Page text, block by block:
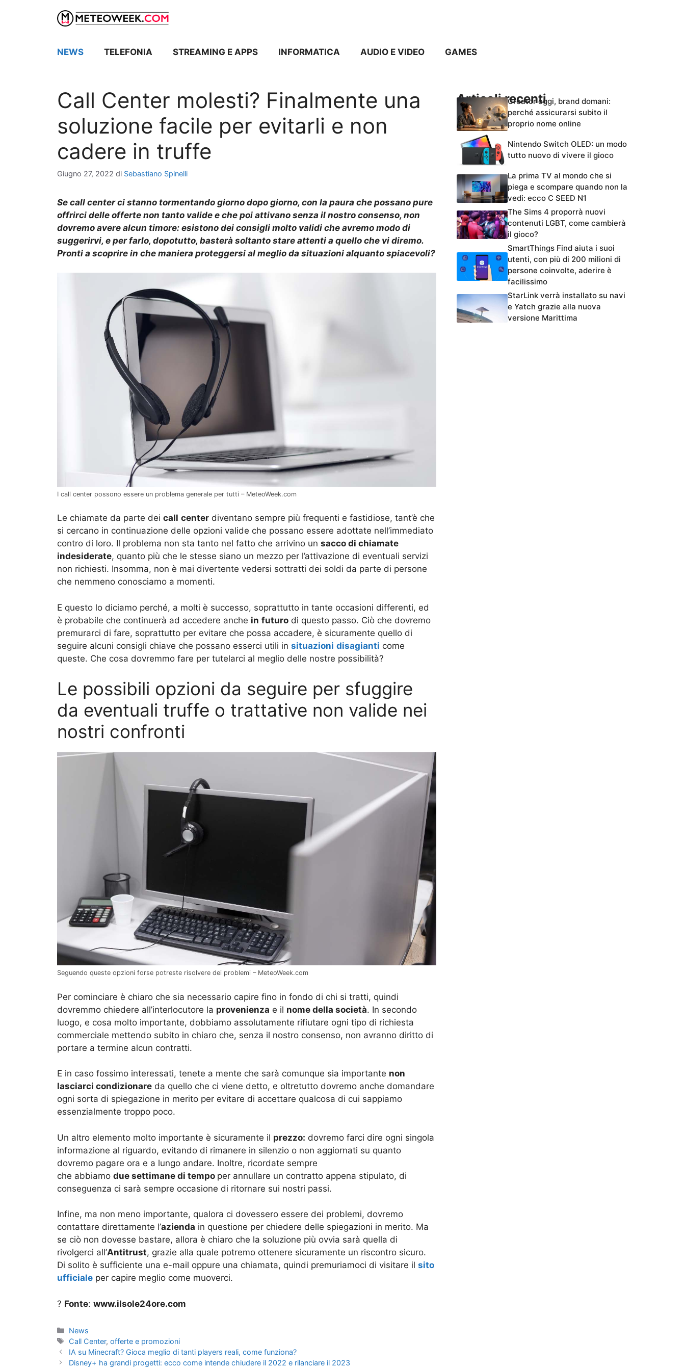
NEWS TELEFONIA STREAMING E APPS INFORMATICA AUDIO E VIDEO GAMES
Call Center molesti? Finalmente una
soluzione facile per evitarli e non
cadere in truffe
Giugno 27, 2022 di Sebastiano Spinelli
Se call center ci stanno tormentando giorno dopo giorno, con la paura che possano pure
offrirci delle offerte non tanto valide e che poi attivano senza il nostro consenso, non
dovremo avere alcun timore: esistono dei consigli molto validi che avremo modo di
suggerirvi, e per farlo, dopotutto, basterà soltanto stare attenti a quello che vi diremo.
Pronti a scoprire in che maniera proteggersi al meglio da situazioni alquanto spiacevoli?
I call center possono essere un problema generale per tutti – MeteoWeek.com
Le chiamate da parte dei call center diventano sempre più frequenti e fastidiose, tant’è che
si cercano in continuazione delle opzioni valide che possano essere adottate nell’immediato
contro di loro. Il problema non sta tanto nel fatto che arrivino un sacco di chiamate
indesiderate, quanto più che le stesse siano un mezzo per l’attivazione di eventuali servizi
non richiesti. Insomma, non è mai divertente vedersi sottratti dei soldi da parte di persone
che nemmeno conosciamo a momenti.
E questo lo diciamo perché, a molti è successo, soprattutto in tante occasioni differenti, ed
è probabile che continuerà ad accedere anche in futuro di questo passo. Ciò che dovremo
premurarci di fare, soprattutto per evitare che possa accadere, è sicuramente quello di
seguire alcuni consigli chiave che possano esserci utili in situazioni disagianti come
queste. Che cosa dovremmo fare per tutelarci al meglio delle nostre possibilità?
Le possibili opzioni da seguire per sfuggire
da eventuali truffe o trattative non valide nei
nostri confronti
Seguendo queste opzioni forse potreste risolvere dei problemi – MeteoWeek.com
Per cominciare è chiaro che sia necessario capire fino in fondo di chi si tratti, quindi
dovremmo chiedere all’interlocutore la provenienza e il nome della società. In secondo
luogo, e cosa molto importante, dobbiamo assolutamente rifiutare ogni tipo di richiesta
commerciale mettendo subito in chiaro che, senza il nostro consenso, non avranno diritto di
portare a termine alcun contratti.
E in caso fossimo interessati, tenete a mente che sarà comunque sia importante non
lasciarci condizionare da quello che ci viene detto, e oltretutto dovremo anche domandare
ogni sorta di spiegazione in merito per evitare di accettare qualcosa di cui sappiamo
essenzialmente troppo poco.
Un altro elemento molto importante è sicuramente il prezzo: dovremo farci dire ogni singola
informazione al riguardo, evitando di rimanere in silenzio o non aggiornati su quanto
dovremo pagare ora e a lungo andare. Inoltre, ricordate sempre
che abbiamo due settimane di tempo per annullare un contratto appena stipulato, di
conseguenza ci sarà sempre occasione di ritornare sui nostri passi.
Infine, ma non meno importante, qualora ci dovessero essere dei problemi, dovremo
contattare direttamente l’azienda in questione per chiedere delle spiegazioni in merito. Ma
se ciò non dovesse bastare, allora è chiaro che la soluzione più ovvia sarà quella di
rivolgerci all’Antitrust, grazie alla quale potremo ottenere sicuramente un riscontro sicuro.
Di solito è sufficiente una e-mail oppure una chiamata, quindi premuriamoci di visitare il sito
ufficiale per capire meglio come muoverci.
? Fonte: www.ilsole24ore.com
Categorie
News
Tag
Call Center,offerte e promozioni
IA su Minecraft? Gioca meglio di tanti players reali, come funziona?
Disney+ ha grandi progetti: ecco come intende chiudere il 2022 e rilanciare il 2023
Articoli recentiCreator oggi, brand domani:
perché assicurarsi subito il
proprio nome online
Nintendo Switch OLED: un modo
tutto nuovo di vivere il gioco
La prima TV al mondo che si
piega e scompare quando non la
vedi: ecco C SEED N1
The Sims 4 proporrà nuovi
contenuti LGBT, come cambierà
il gioco?
SmartThings Find aiuta i suoi
utenti, con più di 200 milioni di
persone coinvolte, aderire è
facilissimo
StarLink verrà installato su navi
e Yatch grazie alla nuova
versione Marittima